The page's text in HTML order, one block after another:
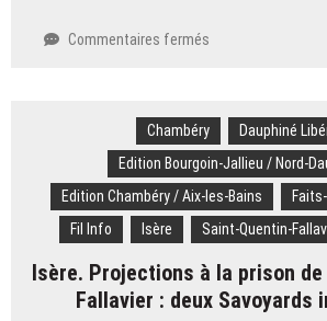
Commentaires fermés
Coordination
rurale
a
déversé
sa
colère
à
Annecy
Chambéry
Dauphiné
Edition Bourgoin-Jallieu / Nord-
Edition Chambéry / Aix-les-Bains
Fil Info
Isère Saint-Quentin-
Isère. Projections à la prison
Fallavier : deux Savoyards